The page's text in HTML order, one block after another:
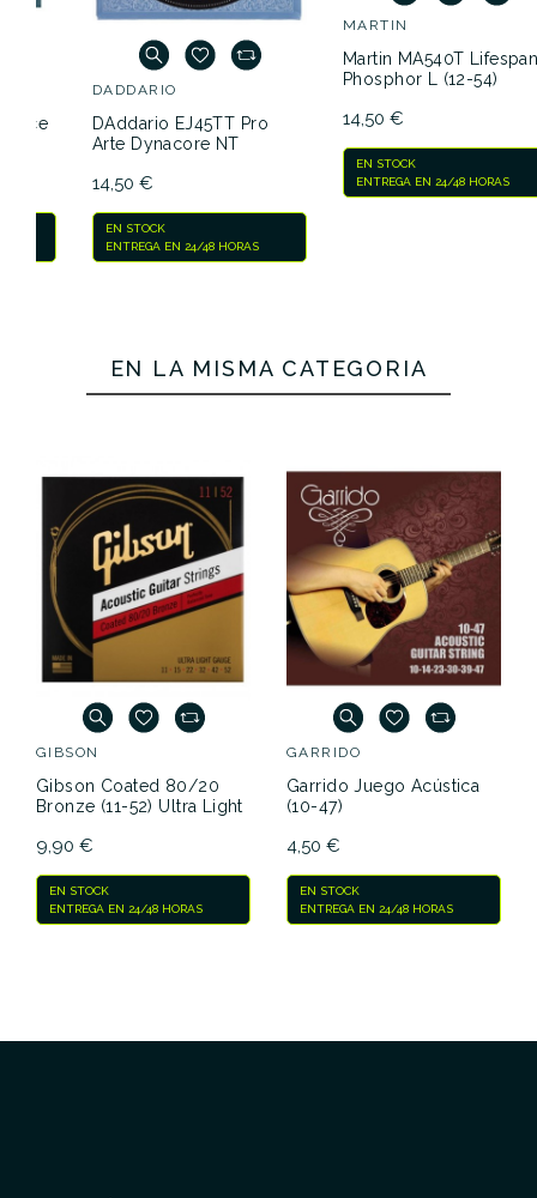
DADDARIO
DAddario EJ45TT Pro
Arte Dynacore NT
14,50 €
EN STOCK
ENTREGA EN 24/48 HORAS
MARTIN
Martin MA540T Lifespan
Phosphor L (12-54)
EN LA MISMA CATEGORÍA
GIBSON
Gibson Coated 80/20
Bronze (11-52) Ultra Light
9,90 €
EN STOCK
ENTREGA EN 24/48 HORAS
GARRIDO
Garrido Juego Acústica
(10-47)
4,50 €
EN STOCK
ENTREGA EN 24/48 HORAS